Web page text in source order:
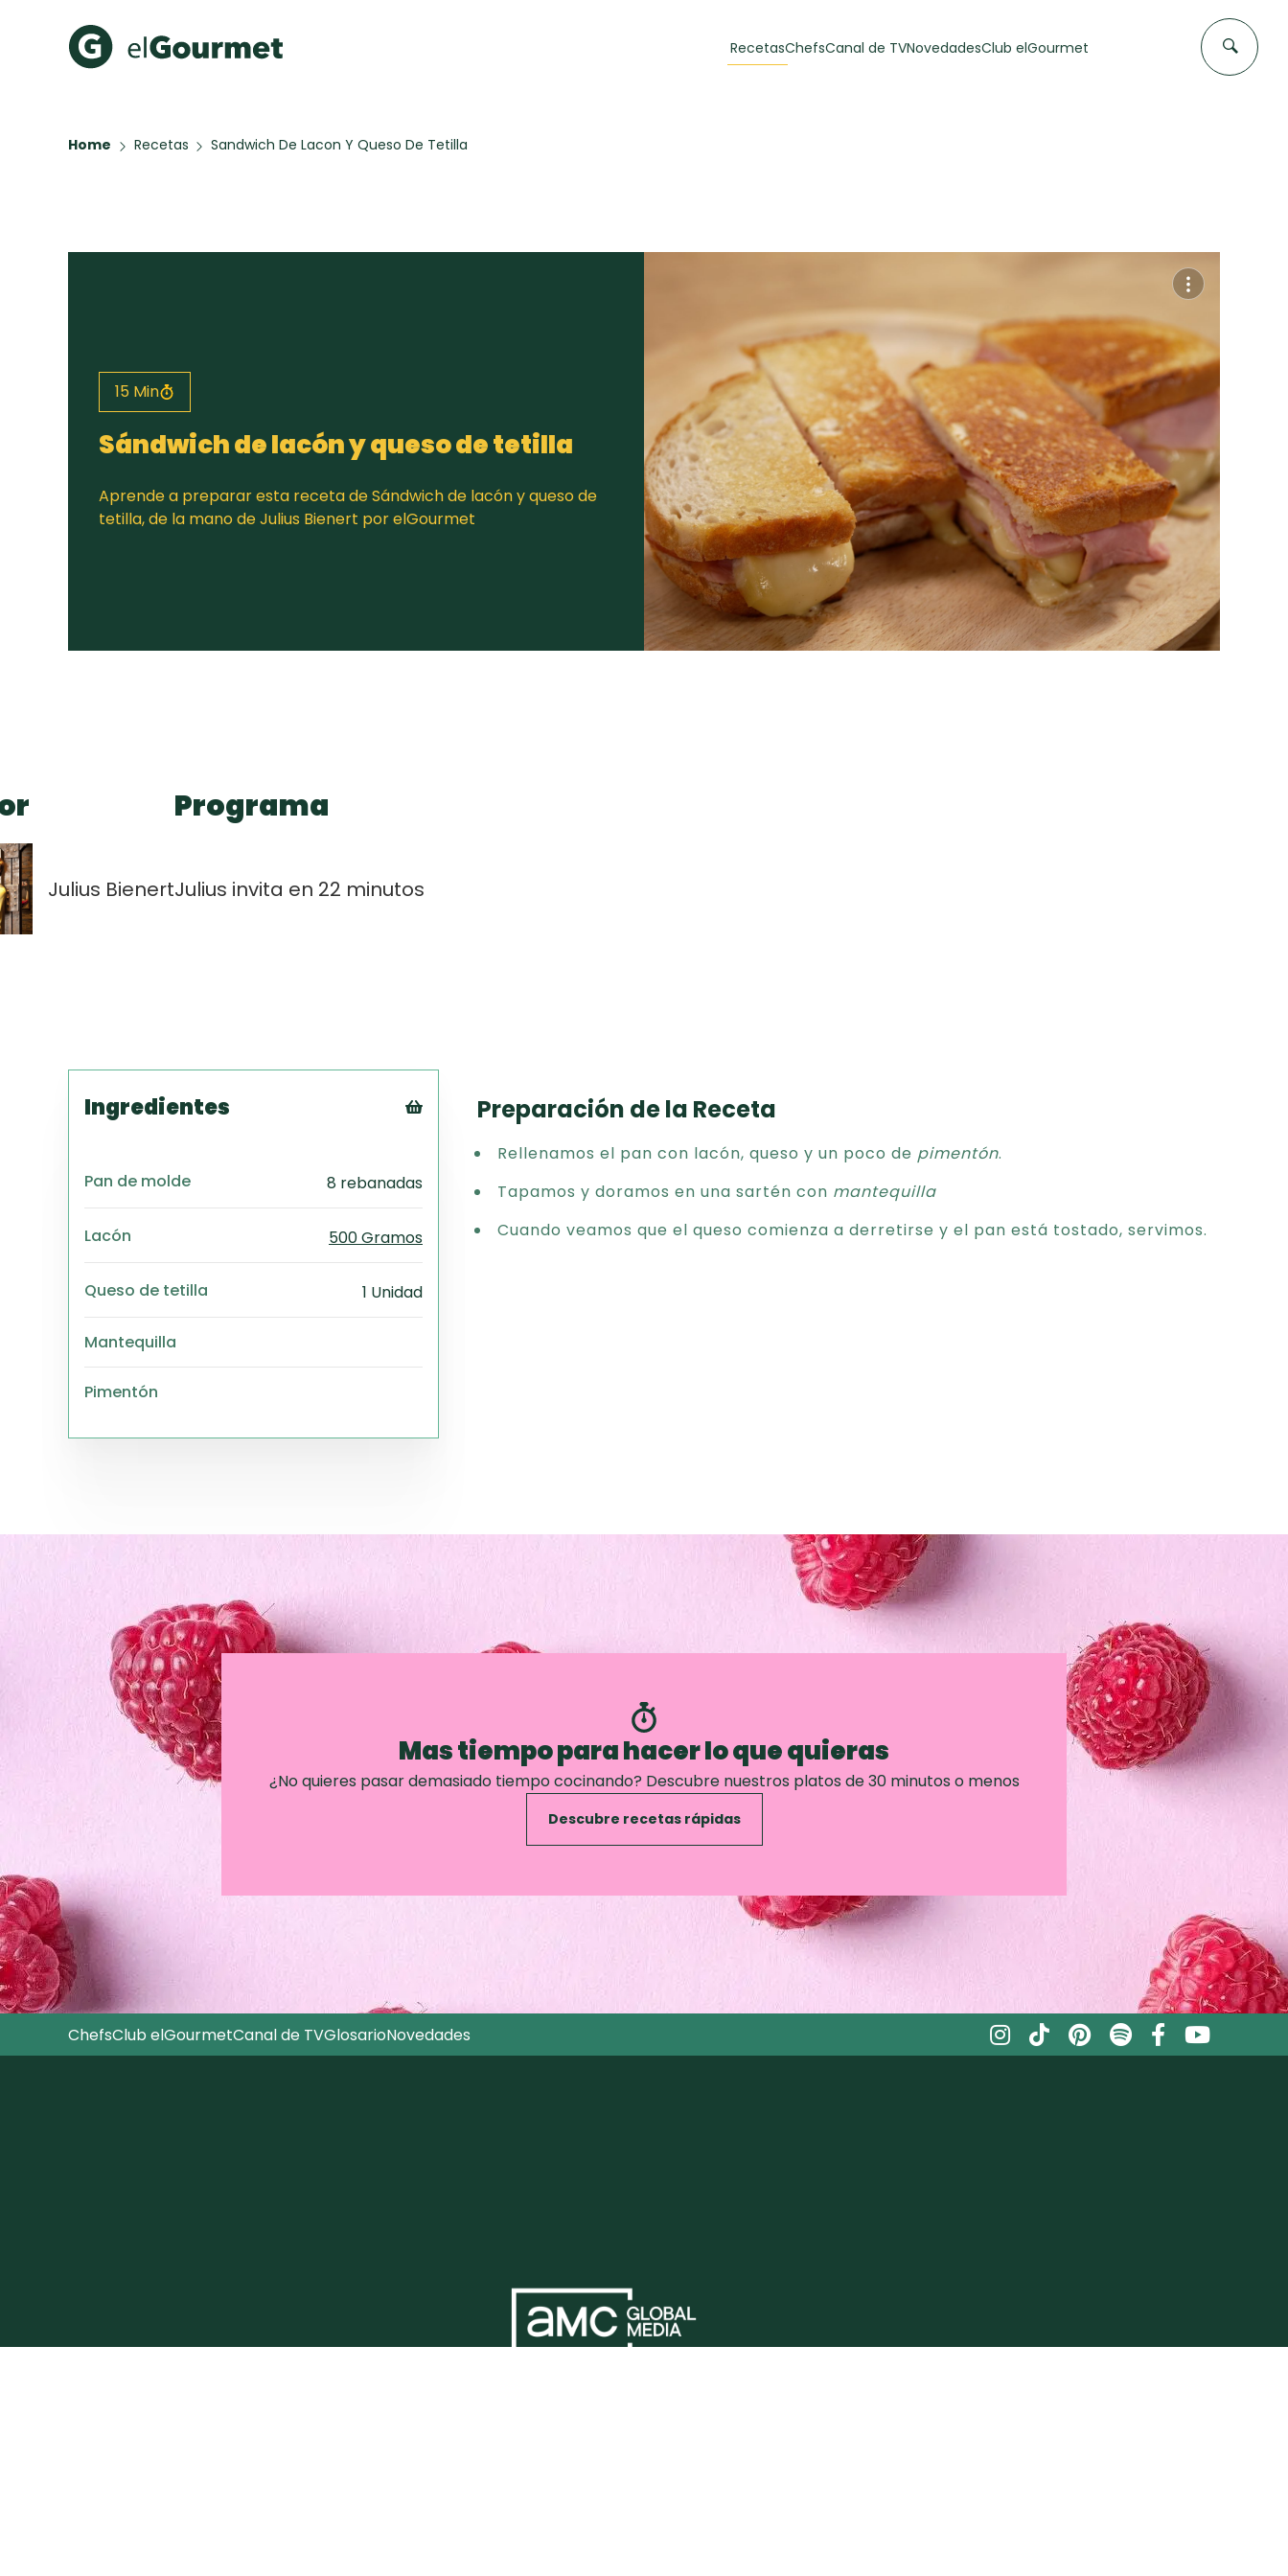
Recetas
curada y queso
EMPANADAS DE
CARNE60 min
FLAN CASERO
50 min
Todas las recetas
ChefsCanal de TVNovedadesClub elGourmet
Home Recetas Sandwich De Lacon Y Queso De Tetilla
15 Min
Sándwich de lacón y queso de tetilla
Aprende a preparar esta receta de Sándwich de lacón y queso de
tetilla, de la mano de Julius Bienert por elGourmet
Julius Bienert
Programa
Julius invita en 22 minutos
Ingredientes
PDF
Excel
Word
Pan de molde 8 rebanadas
Lacón 500 Gramos
Queso de tetilla 1 Unidad
Mantequilla
Pimentón
Preparación de la Receta
Rellenamos el pan con lacón, queso y un poco de pimentón.
Tapamos y doramos en una sartén con mantequilla
Cuando veamos que el queso comienza a derretirse y el pan está tostado, servimos.
Mas tiempo para hacer lo que quieras
¿No quieres pasar demasiado tiempo cocinando? Descubre nuestros platos de 30 minutos o menos
Descubre recetas rápidas
ChefsClub elGourmetCanal de TVGlosarioNovedades